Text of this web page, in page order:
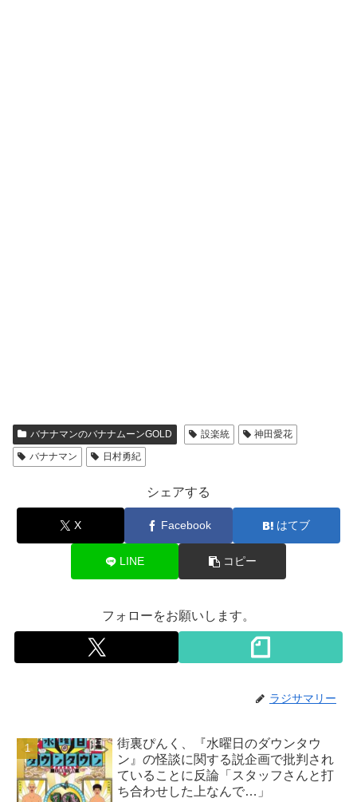
バナナマンのバナナムーンGOLD 設楽統
神田愛花
バナナマン
日村勇紀
シェアする
X Facebook はてブ
LINE コピー
フォローをお願いします。
ラジサマリー
街裏ぴんく、『水曜日のダウンタウ
ン』の怪談に関する説企画で批判され
ていることに反論「スタッフさんと打
ち合わせした上なんで…」